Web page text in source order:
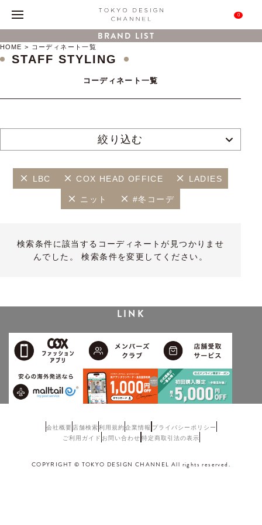
0
BRAND LIST
HOME コーディネート一覧
STAFF STYLING
コーディネート一覧
絞り込む
LBC COX HEAD OFFICE LADIES
ニット #冬コーデ
検索条件に該当するコーディネートが見つかりませ
んでした。 検索条件を変更してください。
LINK
会社概要 店舗検索利用規約企業情報 プライバシーポリシー
ご利用ガイド お問い合わせ 特定商取引法の表示
COPYRIGHT © TOKYO DESIGN CHANNEL All rights reserved.